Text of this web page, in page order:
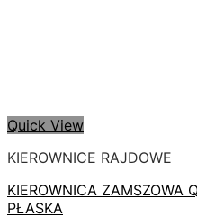
Quick View
KIEROWNICE RAJDOWE
KIEROWNICA ZAMSZOWA
PŁASKA